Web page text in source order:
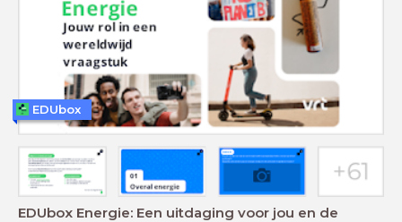
EDUbox Energie: Een uitdaging voor jou en de
EDUbox